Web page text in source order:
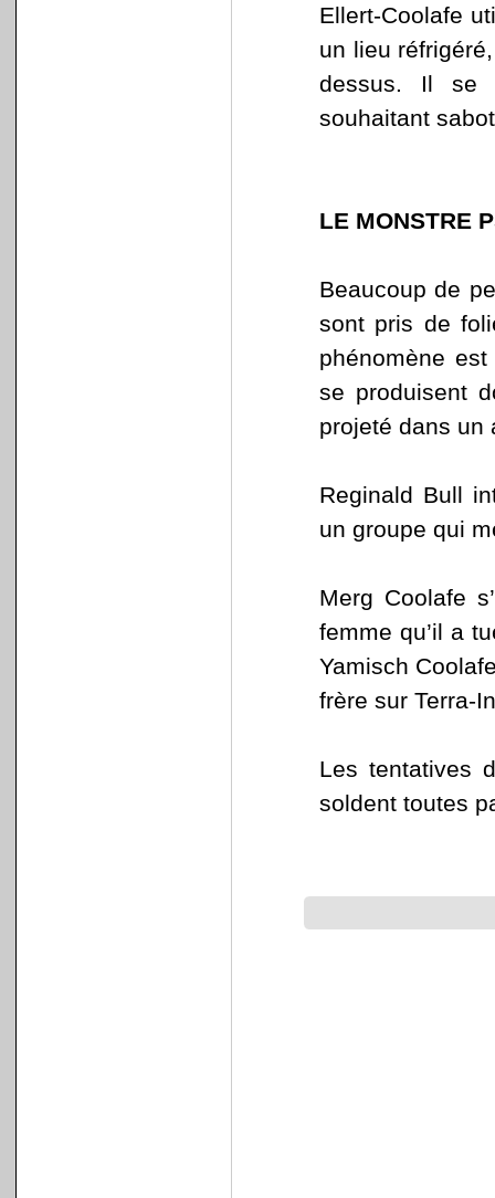
Ellert-Coolafe
un lieu
dessus. Il se
souhaitant
LE MONSTRE
Beaucoup de
sont pris de
phénomène
se produisent
projeté dans un
Reginald Bull
un groupe qui
Merg Coolafe
femme qu’il a
Yamisch
frère sur Terra-
Les tentatives
soldent toutes